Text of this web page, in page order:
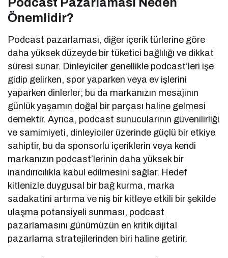
Önemlidir?
Podcast pazarlaması, diğer içerik türlerine göre
daha yüksek düzeyde bir tüketici bağlılığı ve dikkat
süresi sunar. Dinleyiciler genellikle podcast’leri işe
gidip gelirken, spor yaparken veya ev işlerini
yaparken dinlerler; bu da markanızın mesajının
günlük yaşamın doğal bir parçası haline gelmesi
demektir. Ayrıca, podcast sunucularının güvenilirliği
ve samimiyeti, dinleyiciler üzerinde güçlü bir etkiye
sahiptir, bu da sponsorlu içeriklerin veya kendi
markanızın podcast’lerinin daha yüksek bir
inandırıcılıkla kabul edilmesini sağlar. Hedef
kitlenizle duygusal bir bağ kurma, marka
sadakatini artırma ve niş bir kitleye etkili bir şekilde
ulaşma potansiyeli sunması, podcast
pazarlamasını günümüzün en kritik dijital
pazarlama stratejilerinden biri haline getirir.